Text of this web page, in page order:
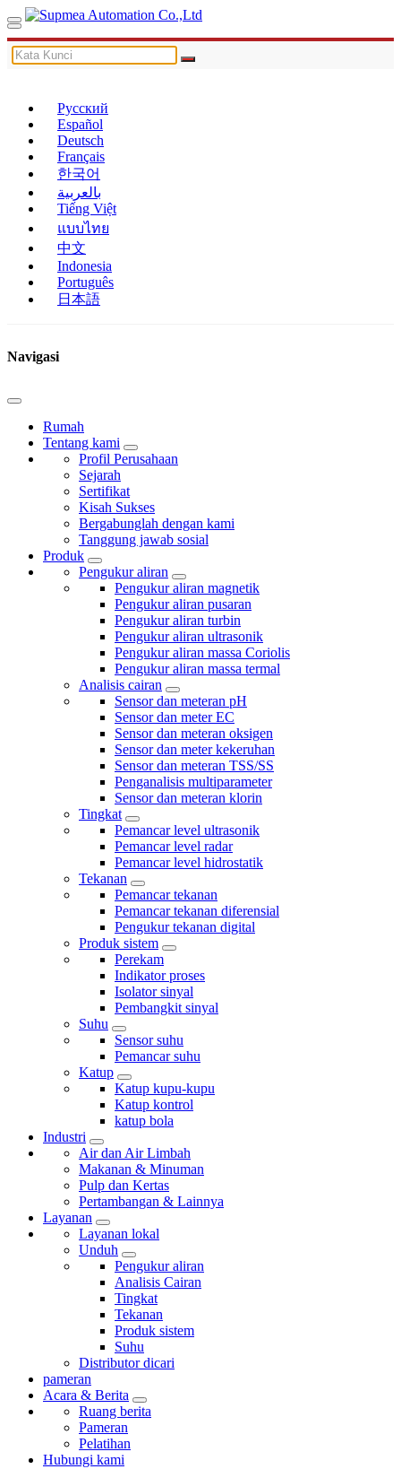
Русский
Español
Deutsch
Français
한국어
بالعربية
Tiếng Việt
แบบไทย
中文
Indonesia
Português
日本語
Navigasi
Rumah
Tentang kami
Profil Perusahaan
Sejarah
Sertifikat
Kisah Sukses
Bergabunglah dengan kami
Tanggung jawab sosial
Produk
Pengukur aliran
Pengukur aliran magnetik
Pengukur aliran pusaran
Pengukur aliran turbin
Pengukur aliran ultrasonik
Pengukur aliran massa Coriolis
Pengukur aliran massa termal
Analisis cairan
Sensor dan meteran pH
Sensor dan meter EC
Sensor dan meteran oksigen
Sensor dan meter kekeruhan
Sensor dan meteran TSS/SS
Penganalisis multiparameter
Sensor dan meteran klorin
Tingkat
Pemancar level ultrasonik
Pemancar level radar
Pemancar level hidrostatik
Tekanan
Pemancar tekanan
Pemancar tekanan diferensial
Pengukur tekanan digital
Produk sistem
Perekam
Indikator proses
Isolator sinyal
Pembangkit sinyal
Suhu
Sensor suhu
Pemancar suhu
Katup
Katup kupu-kupu
Katup kontrol
katup bola
Industri
Air dan Air Limbah
Makanan & Minuman
Pulp dan Kertas
Pertambangan & Lainnya
Layanan
Layanan lokal
Unduh
Pengukur aliran
Analisis Cairan
Tingkat
Tekanan
Produk sistem
Suhu
Distributor dicari
pameran
Acara & Berita
Ruang berita
Pameran
Pelatihan
Hubungi kami